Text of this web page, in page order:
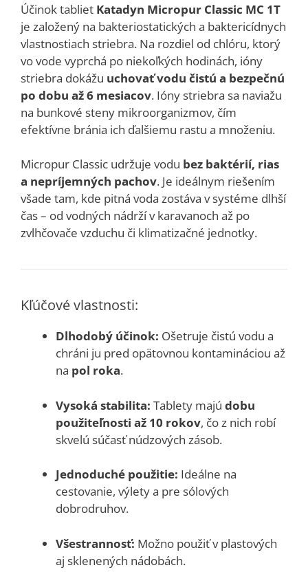
Účinok tabliet Katadyn Micropur Classic MC 1T
je založený na bakteriostatických a baktericídnych
vlastnostiach striebra. Na rozdiel od chlóru, ktorý
vo vode vyprchá po niekoľkých hodinách, ióny
striebra dokážu uchovať vodu čistú a bezpečnú
po dobu až 6 mesiacov. Ióny striebra sa naviažu
na bunkové steny mikroorganizmov, čím
efektívne bránia ich ďalšiemu rastu a množeniu.
Micropur Classic udržuje vodu bez baktérií, rias
a nepríjemných pachov. Je ideálnym riešením
všade tam, kde pitná voda zostáva v systéme dlhší
čas – od vodných nádrží v karavanoch až po
zvlhčovače vzduchu či klimatizačné jednotky.
Kľúčové vlastnosti:
Dlhodobý účinok: Ošetruje čistú vodu a
chráni ju pred opätovnou kontamináciou až
na pol roka.
Vysoká stabilita: Tablety majú dobu
použiteľnosti až 10 rokov, čo z nich robí
skvelú súčasť núdzových zásob.
Jednoduché použitie: Ideálne na
cestovanie, výlety a pre sólových
dobrodruhov.
Všestrannosť: Možno použiť v plastových
aj sklenených nádobách.